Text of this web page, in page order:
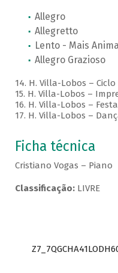
Allegro
Allegretto
Lento - Mais
Allegro Grazioso
14. H. Villa-Lobos –
15. H. Villa-Lobos –
16. H. Villa-Lobos –
17. H. Villa-Lobos –
Ficha técnica
Cristiano Vogas – Piano
Classificação:LIVRE